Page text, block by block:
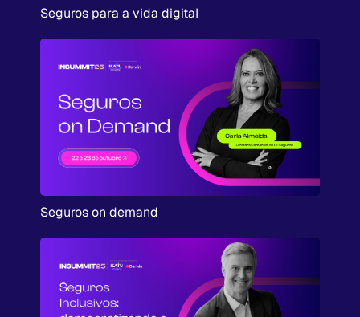
Seguros para a vida digital
Seguros on demand